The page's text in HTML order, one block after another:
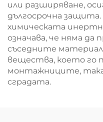
или разширяване,
дългосрочна
химическата
означава, че няма да
съседните
вещества, което го
монтажниците,
сградата.